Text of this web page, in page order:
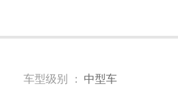
车型级别 ：
中型车